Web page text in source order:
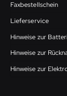
Faxbestellschein
Lieferservice
Hinweise zur
Hinweise zur
Hinweise zur